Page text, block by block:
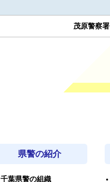
茂原警察署
県警の紹介
千葉県警の組織